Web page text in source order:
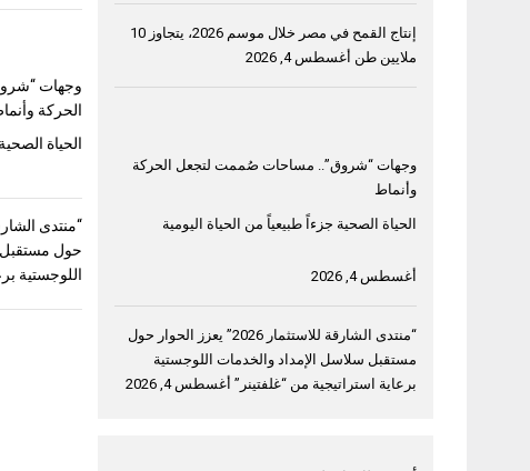
وجهات
الحركة
الحياة
حول مستقبل
اللوجستية
إنتاج القمح في مصر خلال موسم 2026، يتجاوز 10
ملايين طن أغسطس 4, 2026
وجهات “شروق”.. مساحات صُممت لتجعل الحركة
وأنماط
الحياة الصحية جزءاً طبيعياً من الحياة اليومية
أغسطس 4, 2026
“منتدى الشارقة للاستثمار 2026” يعزز الحوار حول
مستقبل سلاسل الإمداد والخدمات اللوجستية
برعاية استراتيجية من “غلفتينر” أغسطس 4, 2026